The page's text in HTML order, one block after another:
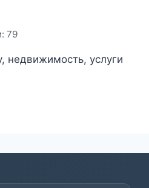
79
недвижимость, услуги